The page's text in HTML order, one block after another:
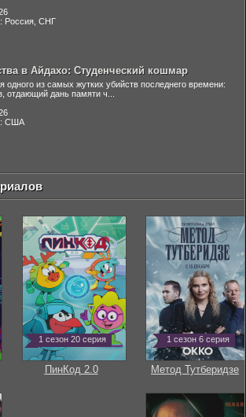
Россия, СНГ
в Айдахо: Студенческий кошмар
одного из самых жутких убийств последнего времени:
отдающий дань памяти ч...
США
1 сезон 20 серия
ПинКод 2.0
1 сезон 6 серия
Метод Тутберидзе